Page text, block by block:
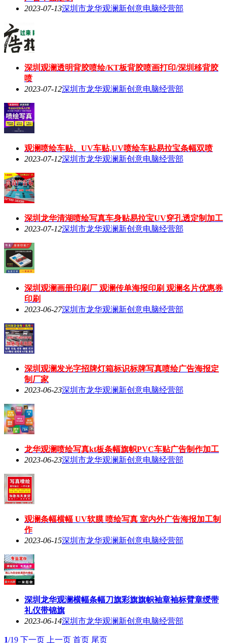
2023-07-13深圳市龙华观澜新创意电脑经营部
深圳观澜透明背胶喷绘/KT板背胶喷画打印/深圳移背胶
喷
2023-07-12深圳市龙华观澜新创意电脑经营部
观澜喷绘车贴、UV车贴,UV喷绘车贴易拉宝条幅双喷
2023-07-12深圳市龙华观澜新创意电脑经营部
深圳龙华清湖喷绘写真车身贴易拉宝UV穿孔透定制加工
2023-07-12深圳市龙华观澜新创意电脑经营部
深圳观澜画册印刷厂 观澜传单海报印刷 观澜名片优惠券
印刷
2023-06-27深圳市龙华观澜新创意电脑经营部
深圳观澜发光字招牌灯箱标识标牌写真喷绘广告海报定
制厂家
2023-06-23深圳市龙华观澜新创意电脑经营部
龙华观澜喷绘写真kt板条幅旗帜PVC车贴广告制作加工
2023-06-23深圳市龙华观澜新创意电脑经营部
观澜条幅横幅 UV软膜 喷绘写真 室内外广告海报加工制
作
2023-06-15深圳市龙华观澜新创意电脑经营部
深圳龙华观澜横幅条幅刀旗彩旗旗帜袖章袖标臂章绶带
礼仪带锦旗
2023-06-14深圳市龙华观澜新创意电脑经营部
1/19 下一页 上一页 首页 尾页